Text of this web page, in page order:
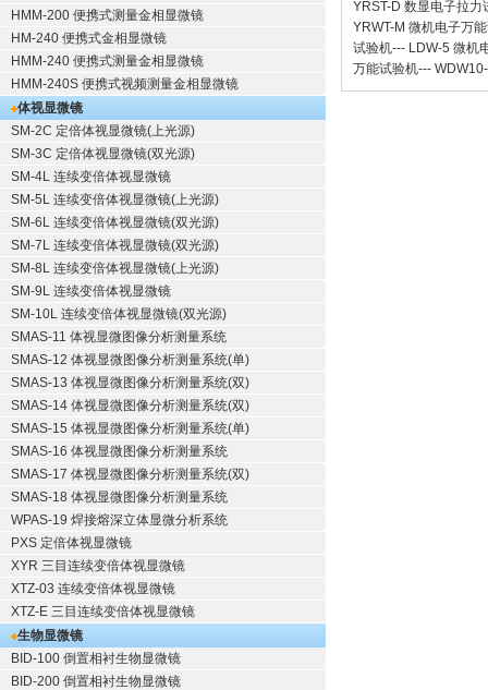
HMM-200 便携式测量金相显微镜
HM-240 便携式金相显微镜
HMM-240 便携式测量金相显微镜
HMM-240S 便携式视频测量金相显微镜
体视显微镜
SM-2C 定倍体视显微镜(上光源)
SM-3C 定倍体视显微镜(双光源)
SM-4L 连续变倍体视显微镜
SM-5L 连续变倍体视显微镜(上光源)
SM-6L 连续变倍体视显微镜(双光源)
SM-7L 连续变倍体视显微镜(双光源)
SM-8L 连续变倍体视显微镜(上光源)
SM-9L 连续变倍体视显微镜
SM-10L 连续变倍体视显微镜(双光源)
SMAS-11 体视显微图像分析测量系统
SMAS-12 体视显微图像分析测量系统(单)
SMAS-13 体视显微图像分析测量系统(双)
SMAS-14 体视显微图像分析测量系统(双)
SMAS-15 体视显微图像分析测量系统(单)
SMAS-16 体视显微图像分析测量系统
SMAS-17 体视显微图像分析测量系统(双)
SMAS-18 体视显微图像分析测量系统
WPAS-19 焊接熔深立体显微分析系统
PXS 定倍体视显微镜
XYR 三目连续变倍体视显微镜
XTZ-03 连续变倍体视显微镜
XTZ-E 三目连续变倍体视显微镜
生物显微镜
BID-100 倒置相衬生物显微镜
BID-200 倒置相衬生物显微镜
YRST-D 数显电子拉力
YRWT-M 微机电子万
试验机--- LDW-5 微机
万能试验机---